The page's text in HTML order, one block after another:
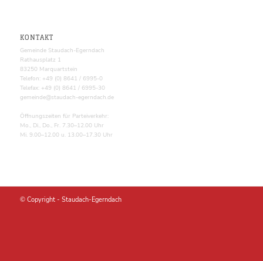
KONTAKT
Gemeinde Staudach-Egerndach
Rathausplatz 1
83250 Marquartstein
Telefon: +49 (0) 8641 / 6995-0
Telefax: +49 (0) 8641 / 6995-30
gemeinde@staudach-egerndach.de
Öffnungszeiten für Parteiverkehr:
Mo., Di., Do., Fr. 7.30–12.00 Uhr
Mi. 9.00–12.00 u. 13.00–17.30 Uhr
© Copyright - Staudach-Egerndach